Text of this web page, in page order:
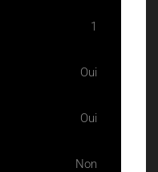
1
Oui
Oui
Non